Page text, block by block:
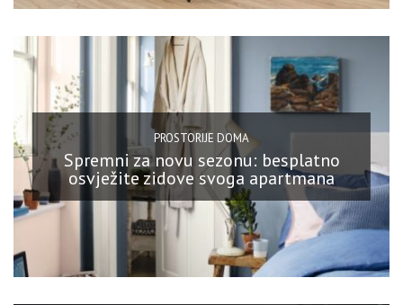
PROSTORIJE DOMA
Spremni za novu sezonu: besplatno
osvježite zidove svoga apartmana